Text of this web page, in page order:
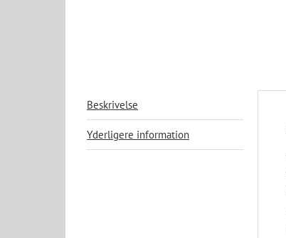
Beskrivelse
Yderligere information